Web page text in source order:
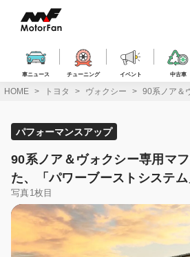
ス
車ニュース チューニング イベント 中古車
HOME トヨタ ヴォクシー 90系ノア＆
パフォーマンスアップ
90系ノア＆ヴォクシー専用マ
た、「パワーブーストシステム
写真1枚目